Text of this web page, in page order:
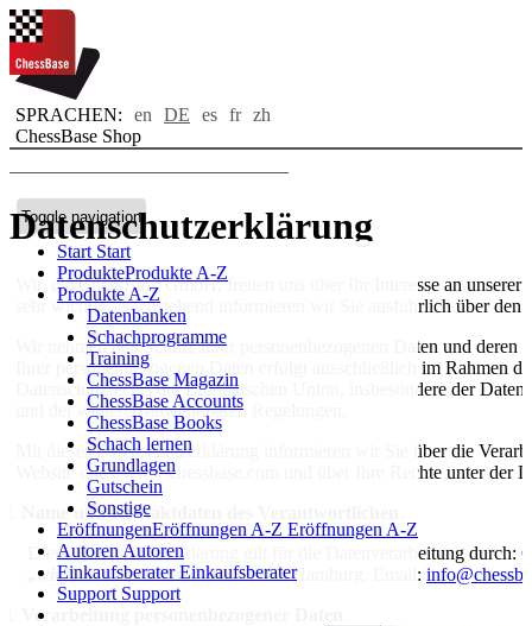
SPRACHEN: en DE es fr zh
ChessBase Shop
Toggle navigation
Start Start
ProdukteProdukte A-Z
Produkte A-Z
Datenbanken
Schachprogramme
Training
ChessBase Magazin
ChessBase Accounts
ChessBase Books
Schach lernen
Grundlagen
Gutschein
Sonstige
EröffnungenEröffnungen A-Z Eröffnungen A-Z
Autoren Autoren
EinkaufsberaterEinkaufsberater
Support Support
Datenschutzerklärung
Wir, die ChessBase GmbH, freuen uns über Ihr Interesse an
sehr wichtig. Nachstehend informieren wir Sie ausführlich über
Wir nehmen den Schutz Ihrer personenbezogenen Daten und
Ihrer personenbezogenen Daten erfolgt ausschließlich im Rahmen
Datenschutzrechts der Europäischen Union, insbesondere der
und der weiteren anwendbaren Regelungen.
Mit dieser Datenschutzerklärung informieren wir Sie über die
Website unter www.chessbase.com und über Ihre Rechte unter der
Name und Kontaktdaten des Verantwortlichen
Diese Datenschutzerklärung gilt für die Datenverarbeitung durch:
„wir“), Osterbekstraße 90a, 22083 Hamburg, Email:
Verarbeitung personenbezogener Daten